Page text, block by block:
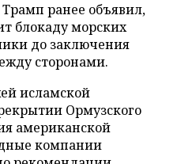
ранее объявил,
блокаду морских
до заключения
сторонами.
исламской
Ормузского
американской
компании